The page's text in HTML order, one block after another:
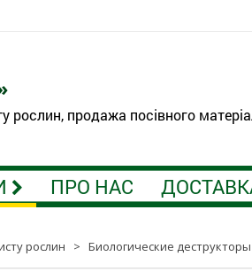
рослин, продажа посівного
ПРО НАС
рослин > Биологические деструкторы